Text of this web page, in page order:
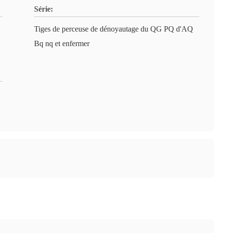
Série:
Tiges de perceuse de dénoyautage du QG PQ d'AQ
Bq nq et enfermer